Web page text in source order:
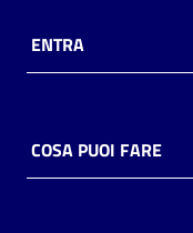
Casa
Piani
ENTRA
COSA PUOI FARE